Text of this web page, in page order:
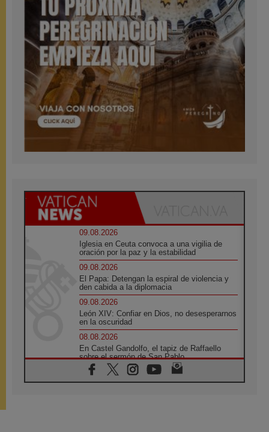
09.08.2026
Iglesia en Ceuta convoca a una vigilia de
oración por la paz y la estabilidad
09.08.2026
El Papa: Detengan la espiral de violencia y
den cabida a la diplomacia
09.08.2026
León XIV: Confiar en Dios, no desesperarnos
en la oscuridad
08.08.2026
En Castel Gandolfo, el tapiz de Raffaello
sobre el sermón de San Pablo
08.08.2026
En Colombia, «la paz no se compra con una